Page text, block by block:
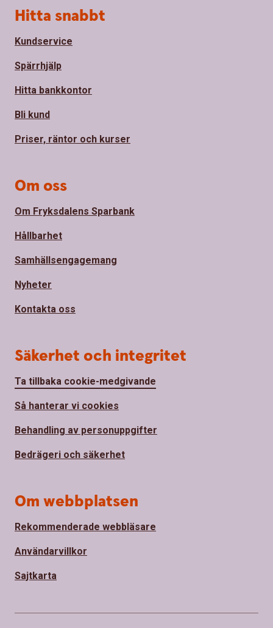
Sidfot
Hitta snabbt
Kundservice
Spärrhjälp
Hitta bankkontor
Bli kund
Priser, räntor och kurser
Om oss
Om Fryksdalens Sparbank
Hållbarhet
Samhällsengagemang
Nyheter
Kontakta oss
Säkerhet och integritet
Ta tillbaka cookie-medgivande
Så hanterar vi cookies
Behandling av personuppgifter
Bedrägeri och säkerhet
Om webbplatsen
Rekommenderade webbläsare
Användarvillkor
Sajtkarta